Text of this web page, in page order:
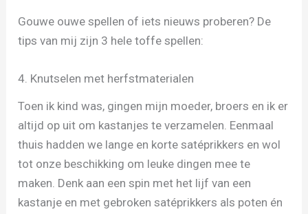
Gouwe ouwe spellen of iets nieuws proberen? De
tips van mij zijn 3 hele toffe spellen:
4. Knutselen met herfstmaterialen
Toen ik kind was, gingen mijn moeder, broers en ik er
altijd op uit om kastanjes te verzamelen. Eenmaal
thuis hadden we lange en korte satéprikkers en wol
tot onze beschikking om leuke dingen mee te
maken. Denk aan een spin met het lijf van een
kastanje en met gebroken satéprikkers als poten én